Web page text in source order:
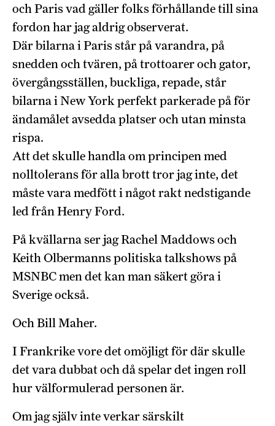
och Paris vad gäller folks förhållande till sina
fordon har jag aldrig observerat.
Där bilarna i Paris står på varandra, på
snedden och tvären, på trottoarer och gator,
övergångsställen, buckliga, repade, står
bilarna i New York perfekt parkerade på för
ändamålet avsedda platser och utan minsta
rispa.
Att det skulle handla om principen med
nolltolerans för alla brott tror jag inte, det
måste vara medfött i något rakt nedstigande
led från Henry Ford.
På kvällarna ser jag Rachel Maddows och
Keith Olbermanns politiska talkshows på
MSNBC men det kan man säkert göra i
Sverige också.
Och Bill Maher.
I Frankrike vore det omöjligt för där skulle
det vara dubbat och då spelar det ingen roll
hur välformulerad personen är.
Om jag själv inte verkar särskilt